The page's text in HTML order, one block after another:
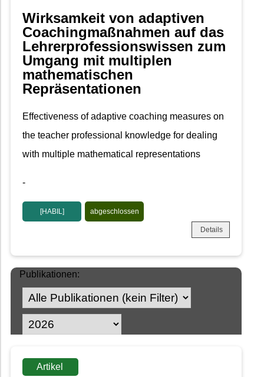
Wirksamkeit von adaptiven
Coachingmaßnahmen auf das
Lehrerprofessionswissen zum
Umgang mit multiplen
mathematischen
Repräsentationen
Effectiveness of adaptive coaching measures on
the teacher professional knowledge for dealing
with multiple mathematical representations
-
[HABIL] abgeschlossen
Details
Publikationen:
Artikel